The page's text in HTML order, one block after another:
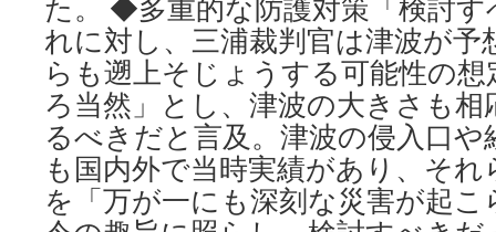
た。 ◆多重的な防護対策「検討
れに対し、三浦裁判官は津波が予
らも遡上そじょうする可能性の
ろ当然」とし、津波の大きさも
るべきだと言及。津波の侵入口
も国内外で当時実績があり、そ
を「万が一にも深刻な災害が起